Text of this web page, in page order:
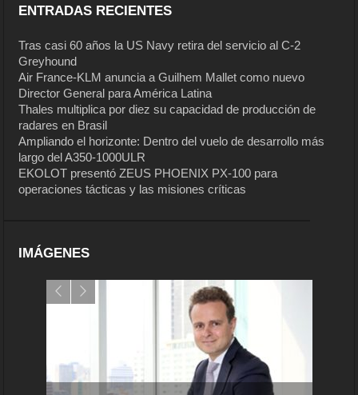
ENTRADAS RECIENTES
Tras casi 60 años la US Navy retira del servicio al C-2
Greyhound
Air France-KLM anuncia a Guilhem Mallet como nuevo
Director General para América Latina
Thales multiplica por diez su capacidad de producción de
radares en Brasil
Ampliando el horizonte: Dentro del vuelo de desarrollo más
largo del A350-1000ULR
EKOLOT presentó ZEUS PHOENIX PX-100 para
operaciones tácticas y las misiones críticas
IMÁGENES